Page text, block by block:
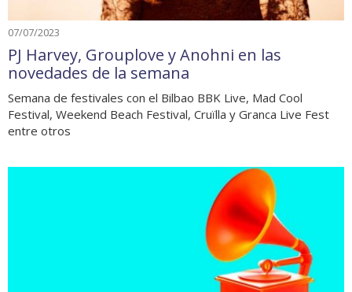
07/07/2023
PJ Harvey, Grouplove y Anohni en las
novedades de la semana
Semana de festivales con el Bilbao BBK Live, Mad Cool
Festival, Weekend Beach Festival, Cruïlla y Granca Live Fest
entre otros